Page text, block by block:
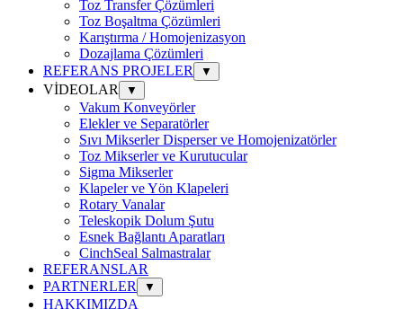
Toz Transfer Çözümleri
Toz Boşaltma Çözümleri
Karıştırma / Homojenizasyon
Dozajlama Çözümleri
REFERANS PROJELER
▼
VİDEOLAR ▼
Vakum Konveyörler
Elekler ve Separatörler
Sıvı Mikserler Disperser ve Homojenizatörler
Toz Mikserler ve Kurutucular
Sigma Mikserler
Klapeler ve Yön Klapeleri
Rotary Vanalar
Teleskopik Dolum Şutu
Esnek Bağlantı Aparatları
CinchSeal Salmastralar
REFERANSLAR
PARTNERLER
▼
HAKKIMIZDA